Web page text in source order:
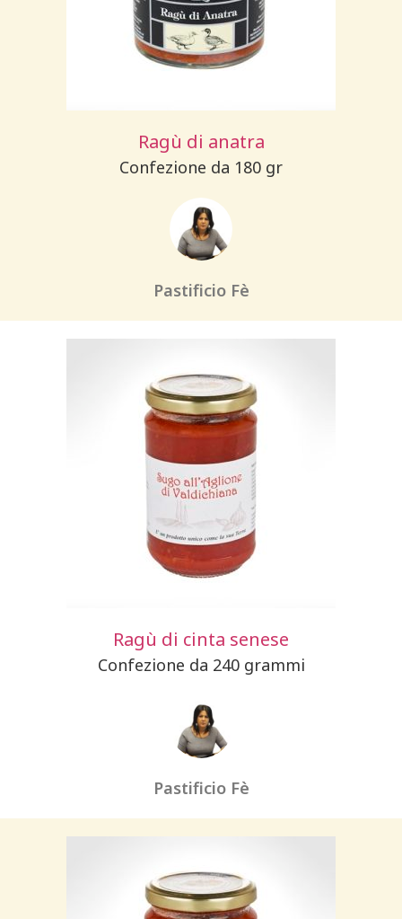
Ragù di anatra
Confezione da 180 gr
Pastificio Fè
Ragù di cinta senese
Confezione da 240 grammi
Pastificio Fè